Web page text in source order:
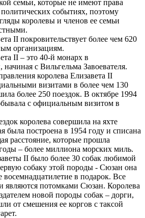
семьи, которые не имеют права
событиях, поэтому
королевы и членов ее семьи
II покровительствует более чем 620
организациям.
II – это 40-й монарх в
с Вильгельма Завоевателя.
королева Елизавета II
визитами в более чем 130
более 250 поездок. В октябре 1994
с официальным визитом в
королева совершила на яхте
была построена в 1954 году и списана
расстояние, которые прошла
– более миллиона морских миль.
II было более 30 собак любимой
собаку этой породы - Сюзан она
восемнадцатилетие в подарок. Все
являются потомками Сюзан. Королева
новой породы собак – дорги,
от смешения ее коргов с таксой